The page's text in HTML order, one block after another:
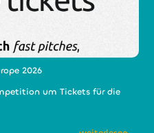
2026
um Tickets für die